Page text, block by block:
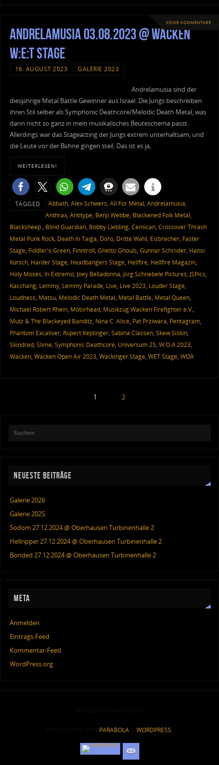
KEINE KOMMENTARE
Andrelamusia 03.08.2023 @ Wacken
W:E:T Stage
16. AUGUST 2023 GALERIE 2023
Andrelamusia sind der
diesjährige Metal Battle Gewinner aus Israel. Die Jungs beschreiben
ihren Stil selber als Symphonic Deathcore/Melodic Death Metal, was
dann nicht so ganz in mein musikalisches Beuteschema passt.
Allerdings war das Stageacting der Jungs extrem unterhaltsam, und
die Leute vor der Bühne gingen steil. Das ist es ja,
WEITERLESEN!
TAGGED Abbath, Alex Schwers, All For Metal, Andrelamusia,
Anthrax, Antitype, Benji Webbe, Blackened Folk Metal,
Blacksheep., Blind Guardian, Bobby Liebling, Cemican, Crossover Thrash
Metal Punk Rock, Death In Taiga, Doro, Dritte Wahl, Eisbrecher, Faster
Stage, Fiddler's Green, Finntroll, Ghetto Ghouls, Gunnar Schröder, Hansi
Kürsch, Harder Stage, Headbangers Stage, Hellfire, Hellfire Magazin,
Holy Moses, In Extremo, Joey Belladonna, Jörg Schnebele Pictures, JSPics,
Kacchang, Lemmy, Lemmy Parade, Live, Live 2023, Louder Stage,
Loudness, Matsu, Melodic Death Metal, Metal Battle, Metal Queen,
Michael Robert Rhein, Motörhead, Musikzug Wacken Firefighter e.V.,
Mutz & The Blackeyed Banditz, Nina C. Alice, Pat Prziwara, Pentagram,
Phantom Excaliver, Rupert Keplinger, Sabina Classen, Skew Siskin,
Skindred, Slime, Symphonic Deathcore, Universum 25, W:O:A 2023,
Wacken, Wacken Open Air 2023, Wackinger Stage, WET Stage, WOA
1 2
NEUESTE BEITRÄGE
Galerie 2026
Galerie 2025
Sodom 27.12.2024 @ Oberhausen Turbinenhalle 2
Hellripper 27.12.2024 @ Oberhausen Turbinenhalle 2
Bonded 27.12.2024 @ Oberhausen Turbinenhalle 2
META
Anmelden
Eintrags-Feed
Kommentar-Feed
WordPress.org
PARABOLA WORDPRESS.